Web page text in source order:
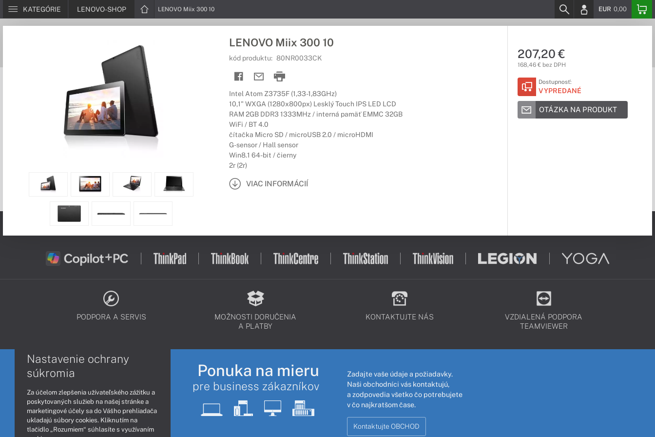
KATEGÓRIE LENOVO-SHOP LENOVO Miix 300 10 EUR 0,00
LENOVO Miix 300 10
kód produktu: 80NR0033CK
Intel Atom Z3735F (1,33-1,83GHz)
10,1" WXGA (1280x800px) Lesklý Touch IPS LED LCD
RAM 2GB DDR3 1333MHz / interná pamäť EMMC 32GB
WiFi / BT 4.0
čítačka Micro SD / microUSB 2.0 / microHDMI
G-sensor / Hall sensor
Win8.1 64-bit / čierny
2r (2r)
VIAC INFORMÁCIÍ
207,20 €
168,46 € bez DPH
Dostupnosť:
VYPREDANÉ
OTÁZKA NA PRODUKT
PODPORA A SERVIS
MOŽNOSTI DORUČENIA
A PLATBY
KONTAKTUJTE NÁS
VZDIALENÁ PODPORA
TEAMVIEWER
Ponuka na mieru
pre business zákazníkov
Zadajte vaše údaje a požiadavky.
Naši obchodníci vás kontaktujú,
a zodpovedia všetko čo potrebujete
v čo najkratšom čase.
Kontaktujte OBCHOD
Nastavenie ochrany
súkromia
Za účelom zlepšenia užívateľského zážitku a
poskytovaných služieb na našej stránke a
marketingové účely sa do Vášho prehliadača
ukladajú súbory cookies. Kliknutím na
tlačidlo „Rozumiem“ súhlasíte s využívaním